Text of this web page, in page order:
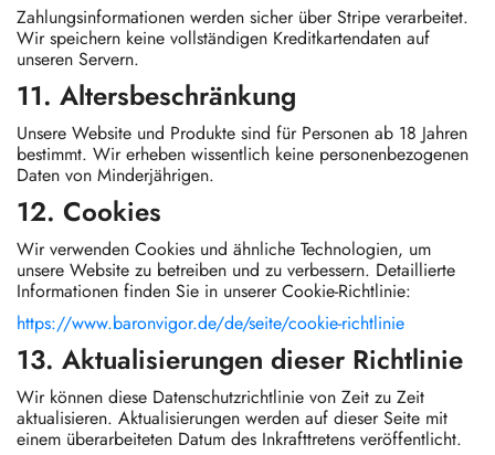
Zahlungsinformationen werden sicher über Stripe verarbeitet.
Wir speichern keine vollständigen Kreditkartendaten auf
unseren Servern.
11. Altersbeschränkung
Unsere Website und Produkte sind für Personen ab 18 Jahren
bestimmt. Wir erheben wissentlich keine personenbezogenen
Daten von Minderjährigen.
12. Cookies
Wir verwenden Cookies und ähnliche Technologien, um
unsere Website zu betreiben und zu verbessern. Detaillierte
Informationen finden Sie in unserer Cookie-Richtlinie:
https://www.baronvigor.de/de/seite/cookie-richtlinie
13. Aktualisierungen dieser Richtlinie
Wir können diese Datenschutzrichtlinie von Zeit zu Zeit
aktualisieren. Aktualisierungen werden auf dieser Seite mit
einem überarbeiteten Datum des Inkrafttretens veröffentlicht.